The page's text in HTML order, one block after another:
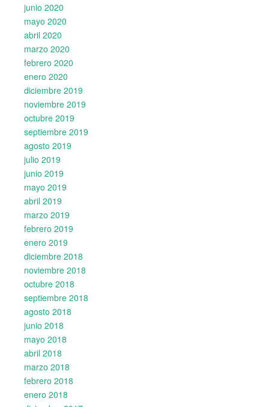
junio 2020
mayo 2020
abril 2020
marzo 2020
febrero 2020
enero 2020
diciembre 2019
noviembre 2019
octubre 2019
septiembre 2019
agosto 2019
julio 2019
junio 2019
mayo 2019
abril 2019
marzo 2019
febrero 2019
enero 2019
diciembre 2018
noviembre 2018
octubre 2018
septiembre 2018
agosto 2018
junio 2018
mayo 2018
abril 2018
marzo 2018
febrero 2018
enero 2018